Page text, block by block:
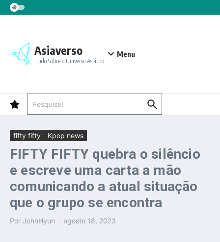
Ir para o conteúdo
Asiaverso
Tudo Sobre o Universo Asiático
Menu
fifty fifty Kpop news
FIFTY FIFTY quebra o silêncio
e escreve uma carta a mão
comunicando a atual situação
que o grupo se encontra
Por JohnHyun agosto 18, 2023